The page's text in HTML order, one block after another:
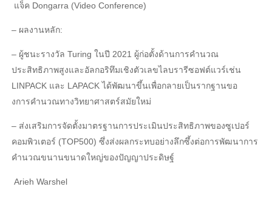
แจ็ค Dongarra (Video Conference)
– ผลงานหลัก:
– ผู้ชนะรางวัล Turing ในปี 2021 ผู้ก่อตั้งด้านการคํานวณ
ประสิทธิภาพสูงและอัลกอริทึมเชิงตัวเลขไลบรารีซอฟต์แวร์เช่น
LINPACK และ LAPACK ได้พัฒนาขึ้นเพื่อกลายเป็นรากฐานขอ
งการคํานวณทางวิทยาศาสตร์สมัยใหม่
– ส่งเสริมการจัดตั้งมาตรฐานการประเมินประสิทธิภาพของซูเปอร์
คอมพิวเตอร์ (TOP500) ซึ่งส่งผลกระทบอย่างลึกซึ้งต่อการพัฒนาการ
คํานวณขนานขนาดใหญ่ของปัญญาประดิษฐ์
Arieh Warshel